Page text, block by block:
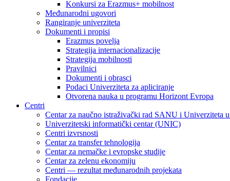
Konkursi za Erazmus+ mobilnost
Međunarodni ugovori
Rangiranje univerziteta
Dokumenti i propisi
Erazmus povelja
Strategija internacionalizacije
Strategija mobilnosti
Pravilnici
Dokumenti i obrasci
Podaci Univerziteta za apliciranje
Otvorena nauka u programu Horizont Evropa
Centri
Centar za naučno istraživački rad SANU i Univerziteta
Univerzitetski informatički centar (UNIC)
Centri izvrsnosti
Centar za transfer tehnologija
Centar za nemačke i evropske studije
Centar za zelenu ekonomiju
Centri — rezultat međunarodnih projekata
Fondacije